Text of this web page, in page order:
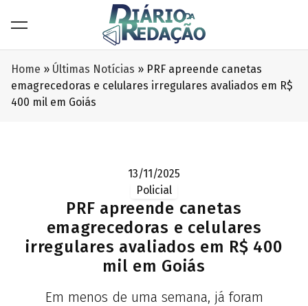
Home » Últimas Notícias » PRF apreende canetas
emagrecedoras e celulares irregulares avaliados em R$
400 mil em Goiás
13/11/2025
Policial
PRF apreende canetas
emagrecedoras e celulares
irregulares avaliados em R$ 400
mil em Goiás
Em menos de uma semana, já foram